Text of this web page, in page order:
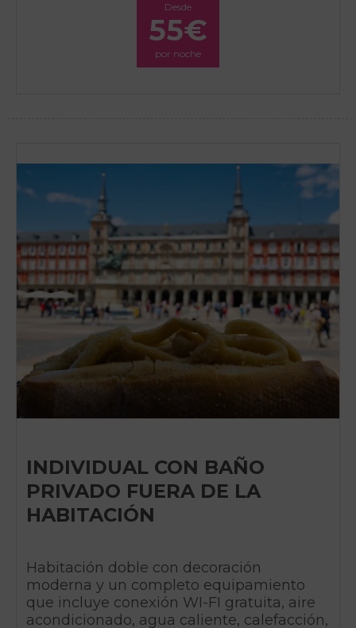
Desde
55€
por noche
INDIVIDUAL CON BAÑO
PRIVADO FUERA DE LA
HABITACIÓN
Habitación doble con decoración
moderna y un completo equipamiento
que incluye conexión WI-FI gratuita, aire
acondicionado, agua caliente, calefacción,